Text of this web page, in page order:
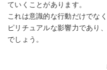
ていくことがあります。
これは意識的な行動だけでな
ピリチュアルな影響力であり、
でしょう。